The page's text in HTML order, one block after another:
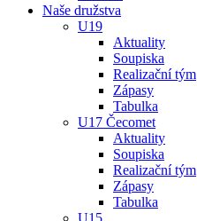
Naše družstva
U19
Aktuality
Soupiska
Realizační tým
Zápasy
Tabulka
U17 Čecomet
Aktuality
Soupiska
Realizační tým
Zápasy
Tabulka
U15